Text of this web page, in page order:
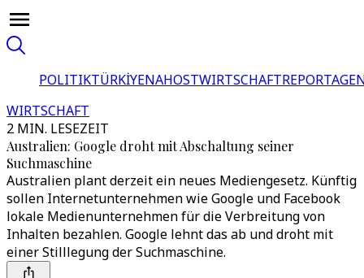
POLITIKTÜRKİYENAHOSTWIRTSCHAFT
WIRTSCHAFT
2 MIN. LESEZEIT
Australien: Google droht mit Abschaltung seiner
Suchmaschine
Australien plant derzeit ein neues Mediengesetz. Künftig
sollen Internetunternehmen wie Google und Facebook
lokale Medienunternehmen für die Verbreitung von
Inhalten bezahlen. Google lehnt das ab und droht mit
einer Stilllegung der Suchmaschine.